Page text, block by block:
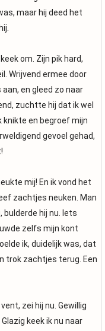
maar hij deed het
om. Zijn pik hard,
Wrijvend ermee door
en gleed zo naar
zuchtte hij dat ik wel
knikte en begroef mijn
gevoel gehad,
mij! En ik vond het
zachtjes neuken. Man
hij nu. Iets
zelfs mijn kont
ik, duidelijk was, dat
trok zachtjes terug. Een
zei hij nu. Gewillig
keek ik nu naar